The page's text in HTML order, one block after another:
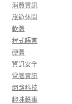
消費資訊
旅遊休閒
軟體
程式語言
硬體
資訊安全
電腦資訊
網路科技
趣味軼事